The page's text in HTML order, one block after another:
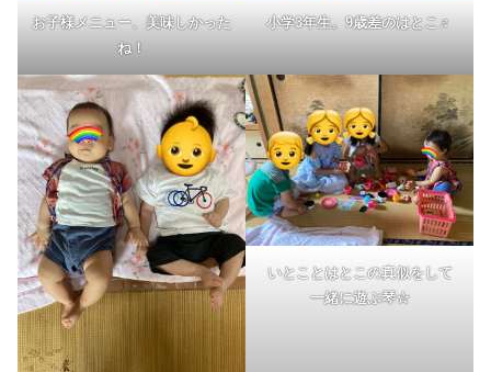
お子様メニュー、美味しかった
ね！
小学3年生。9歳差のはとこ♬
いとことはとこの真似をして
一緒に遊ぶ琴☆